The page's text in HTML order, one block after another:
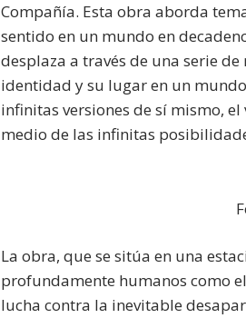
Compañía. Esta obra aborda
sentido en un mundo en
desplaza a través de una serie
identidad y su lugar en un
infinitas versiones de sí mismo,
medio de las infinitas
La obra, que se sitúa en una
profundamente humanos como
lucha contra la inevitable